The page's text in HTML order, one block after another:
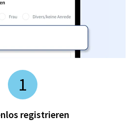
1
registrieren